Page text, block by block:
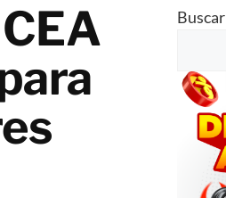
Buscar